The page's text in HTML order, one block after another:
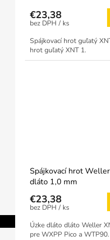
€23,38
/ ks
Spájkovací hrot guľatý
hrot guľatý XNT 1.
Spájkovací hrot
dláto 1,0 mm
€23,38
/ ks
Úzke dláto dláto Weller
pre WXPP Pico a WTP90.